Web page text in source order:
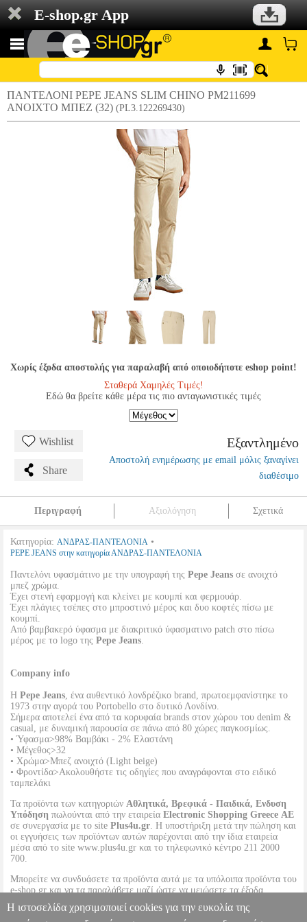
E-shop.gr App
ΠΑΝΤΕΛΟΝΙ PEPE JEANS SLIM CHINO PM211699
ΑΝΟΙΧΤΟ ΜΠΕΖ (32) (PL3.122269430)
Χωρίς έξοδα αποστολής για παραλαβή από οποιοδήποτε eshop point!
Σταθερά Χαμηλές Τιμές!
Εδώ θα βρείτε κάθε μέρα τις πιο ανταγωνιστικές τιμές
Wishlist
Share
Εξαντλημένο
Αποστολή ενημέρωσης με email μόλις ξαναγίνει
διαθέσιμο
Περιγραφή Αξιολόγηση Σχετικά
Κατηγορία: ΑΝΔΡΑΣ-ΠΑΝΤΕΛΟΝΙΑ •
PEPE JEANS στην κατηγορία ΑΝΔΡΑΣ-ΠΑΝΤΕΛΟΝΙΑ
Παντελόνι υφασμάτινο με την υπογραφή της Pepe Jeans σε ανοιχτό
μπεζ χρώμα.
Έχει στενή εφαρμογή και κλείνει με κουμπί και φερμουάρ.
Έχει πλάγιες τσέπες στο μπροστινό μέρος και δυο κοφτές πίσω με
κουμπί.
Από βαμβακερό ύφασμα με διακριτικό ύφασματινο patch στο πίσω
μέρος με το logo της Pepe Jeans.
Company info
Η Pepe Jeans, ένα αυθεντικό λονδρέζικο brand, πρωτοεμφανίστηκε το
1973 στην αγορά του Portobello στο δυτικό Λονδίνο.
Σήμερα αποτελεί ένα από τα κορυφαία brands στον χώρου του denim &
casual, με δυναμική παρουσία σε πάνω από 80 χώρες παγκοσμίως.
• Ύφασμα>98% Βαμβάκι - 2% Ελαστάνη
• Μέγεθος>32
• Χρώμα>Μπεζ ανοιχτό (Light beige)
• Φροντίδα>Ακολουθήστε τις οδηγίες που αναγράφονται στο ειδικό
ταμπελάκι
Τα προϊόντα των κατηγοριών Αθλητικά, Βρεφικά - Παιδικά, Ενδυση
Υπόδηση πωλούνται από την εταιρεία Electronic Shopping Greece ΑΕ
σε συνεργασία με το site Plus4u.gr. Η υποστήριξη μετά την πώληση και
οι εγγυήσεις των προϊόντων αυτών παρέχονται από την ίδια εταιρεία
μέσα από το site www.plus4u.gr και το τηλεφωνικό κέντρο 211 2000
700.
Μπορείτε να συνδυάσετε τα προϊόντα αυτά με τα υπόλοιπα προϊόντα του
e-shop.gr και να τα παραλάβετε μαζί ώστε να μειώσετε τα έξοδα
αποστολής. Μπορείτε επίσης να παραλάβετε από οποιοδήποτε eshop
point με μηδενικά έξοδα αποστολής ανεξαρτήτως ύψους παραγγελίας!
Η ιστοσελίδα χρησιμοποιεί cookies για την ευκολία της